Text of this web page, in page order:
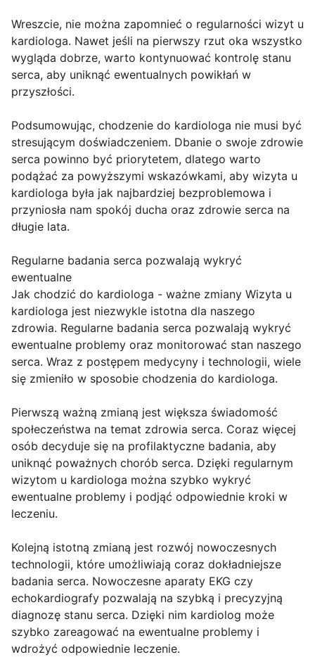
Wreszcie, nie można zapomnieć o regularności wizyt u
kardiologa. Nawet jeśli na pierwszy rzut oka wszystko
wygląda dobrze, warto kontynuować kontrolę stanu
serca, aby uniknąć ewentualnych powikłań w
przyszłości.
Podsumowując, chodzenie do kardiologa nie musi być
stresującym doświadczeniem. Dbanie o swoje zdrowie
serca powinno być priorytetem, dlatego warto
podążać za powyższymi wskazówkami, aby wizyta u
kardiologa była jak najbardziej bezproblemowa i
przyniosła nam spokój ducha oraz zdrowie serca na
długie lata.
Regularne badania serca pozwalają wykryć
ewentualne
Jak chodzić do kardiologa - ważne zmiany Wizyta u
kardiologa jest niezwykle istotna dla naszego
zdrowia. Regularne badania serca pozwalają wykryć
ewentualne problemy oraz monitorować stan naszego
serca. Wraz z postępem medycyny i technologii, wiele
się zmieniło w sposobie chodzenia do kardiologa.
Pierwszą ważną zmianą jest większa świadomość
społeczeństwa na temat zdrowia serca. Coraz więcej
osób decyduje się na profilaktyczne badania, aby
uniknąć poważnych chorób serca. Dzięki regularnym
wizytom u kardiologa można szybko wykryć
ewentualne problemy i podjąć odpowiednie kroki w
leczeniu.
Kolejną istotną zmianą jest rozwój nowoczesnych
technologii, które umożliwiają coraz dokładniejsze
badania serca. Nowoczesne aparaty EKG czy
echokardiografy pozwalają na szybką i precyzyjną
diagnozę stanu serca. Dzięki nim kardiolog może
szybko zareagować na ewentualne problemy i
wdrożyć odpowiednie leczenie.